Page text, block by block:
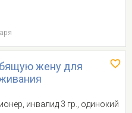
жену для
инвалид 3 гр., одинокий